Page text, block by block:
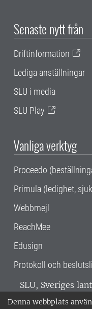
Denna webbplats
Senaste nytt från
Driftinformation
Lediga anställningar
SLU i media
SLU Play
Vanliga verktyg
Proceedo
Primula (ledighet,
Webbmejl
ReachMee
Edusign
Protokoll och
SLU, Sveriges
verksamhet över